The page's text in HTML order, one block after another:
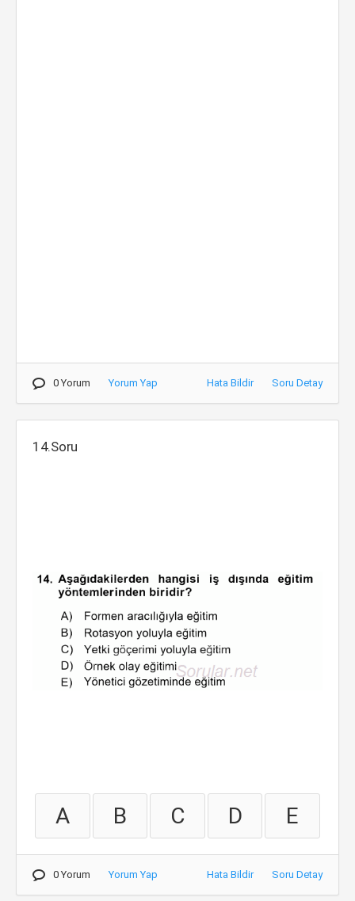
0 Yorum Yorum Yap Hata Bildir Soru Detay
14.Soru
A B C D E
0 Yorum Yorum Yap Hata Bildir Soru Detay